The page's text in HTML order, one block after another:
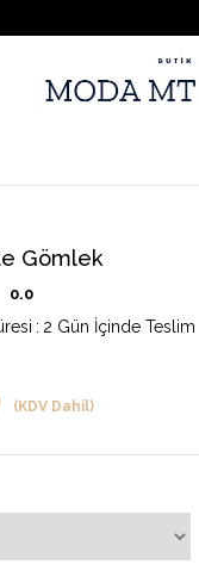
Gömlek
0.0
: 2 Gün İçinde Teslim
(KDV Dahil)